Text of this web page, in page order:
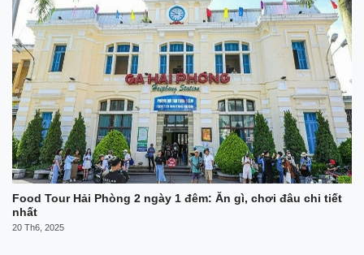
Food Tour Hải Phòng 2 ngày 1 đêm: Ăn gì, chơi đâu chi tiết
nhất
20 Th6, 2025